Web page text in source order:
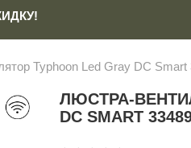
Typhoon Led Gray DC Smart
ЛЮСТРА-
DC SMART